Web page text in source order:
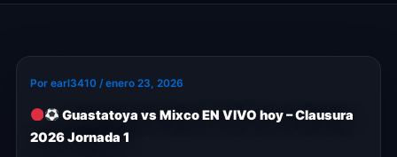
Por earl3410 /enero 23, 2026
Guastatoya vs Mixco EN VIVO hoy – Clausura
2026 Jornada 1